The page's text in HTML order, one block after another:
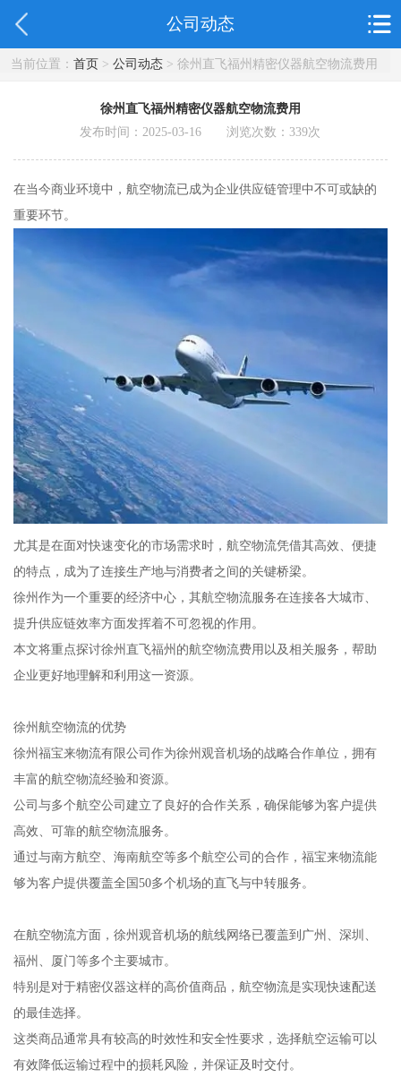
公司动态
当前位置： 首页> 公司动态> 徐州直飞福州精密仪器航空物流费用
徐州直飞福州精密仪器航空物流费用
发布时间：2025-03-16 浏览次数：339次
在当今商业环境中，航空物流已成为企业供应链管理中不可或缺的
重要环节。
尤其是在面对快速变化的市场需求时，航空物流凭借其高效、便捷
的特点，成为了连接生产地与消费者之间的关键桥梁。
徐州作为一个重要的经济中心，其航空物流服务在连接各大城市、
提升供应链效率方面发挥着不可忽视的作用。
本文将重点探讨徐州直飞福州的航空物流费用以及相关服务，帮助
企业更好地理解和利用这一资源。
徐州航空物流的优势
徐州福宝来物流有限公司作为徐州观音机场的战略合作单位，拥有
丰富的航空物流经验和资源。
公司与多个航空公司建立了良好的合作关系，确保能够为客户提供
高效、可靠的航空物流服务。
通过与南方航空、海南航空等多个航空公司的合作，福宝来物流能
够为客户提供覆盖全国50多个机场的直飞与中转服务。
在航空物流方面，徐州观音机场的航线网络已覆盖到广州、深圳、
福州、厦门等多个主要城市。
特别是对于精密仪器这样的高价值商品，航空物流是实现快速配送
的最佳选择。
这类商品通常具有较高的时效性和安全性要求，选择航空运输可以
有效降低运输过程中的损耗风险，并保证及时交付。